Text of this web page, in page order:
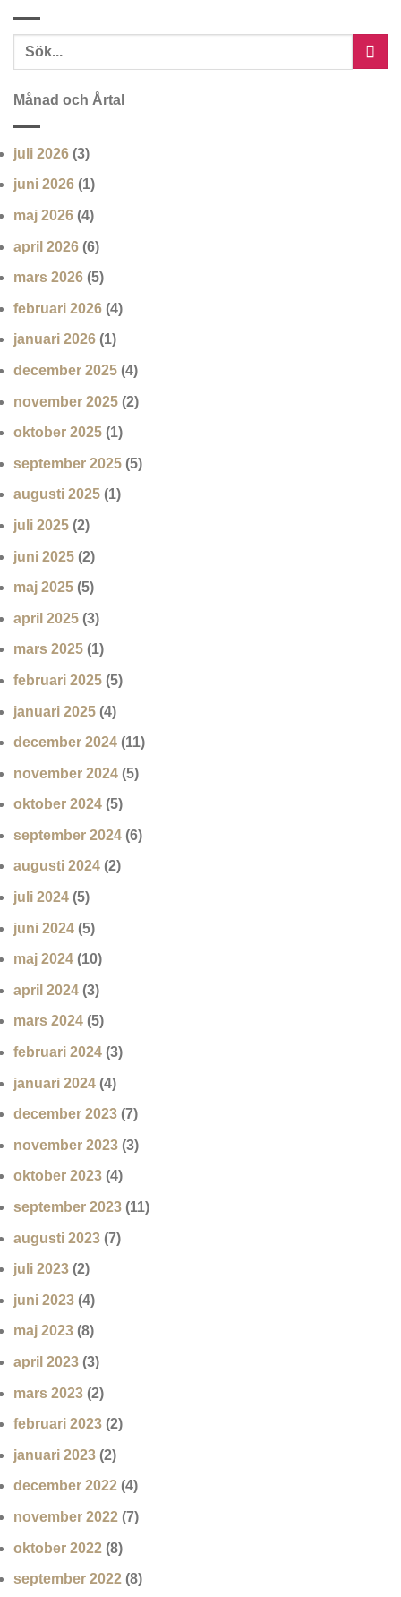
Månad och Årtal
juli 2026 (3)
juni 2026 (1)
maj 2026 (4)
april 2026 (6)
mars 2026 (5)
februari 2026 (4)
januari 2026 (1)
december 2025 (4)
november 2025 (2)
oktober 2025 (1)
september 2025 (5)
augusti 2025 (1)
juli 2025 (2)
juni 2025 (2)
maj 2025 (5)
april 2025 (3)
mars 2025 (1)
februari 2025 (5)
januari 2025 (4)
december 2024 (11)
november 2024 (5)
oktober 2024 (5)
september 2024 (6)
augusti 2024 (2)
juli 2024 (5)
juni 2024 (5)
maj 2024 (10)
april 2024 (3)
mars 2024 (5)
februari 2024 (3)
januari 2024 (4)
december 2023 (7)
november 2023 (3)
oktober 2023 (4)
september 2023 (11)
augusti 2023 (7)
juli 2023 (2)
juni 2023 (4)
maj 2023 (8)
april 2023 (3)
mars 2023 (2)
februari 2023 (2)
januari 2023 (2)
december 2022 (4)
november 2022 (7)
oktober 2022 (8)
september 2022 (8)